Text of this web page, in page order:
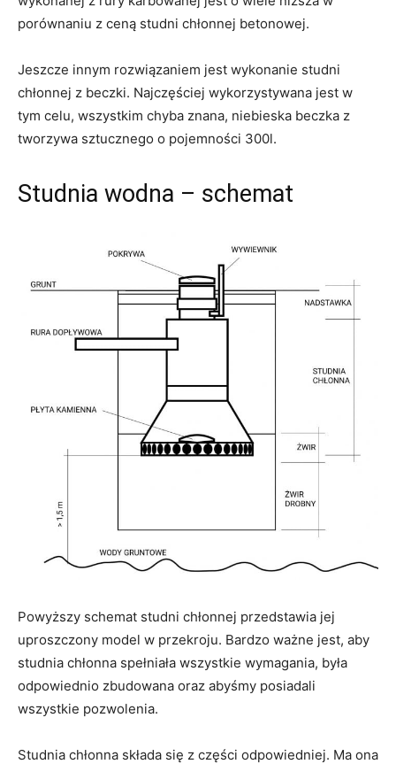
porównaniu z ceną studni chłonnej betonowej.
Jeszcze innym rozwiązaniem jest wykonanie studni
chłonnej z beczki. Najczęściej wykorzystywana jest w
tym celu, wszystkim chyba znana, niebieska beczka z
tworzywa sztucznego o pojemności 300l.
Studnia wodna – schemat
Powyższy schemat studni chłonnej przedstawia jej
uproszczony model w przekroju. Bardzo ważne jest, aby
studnia chłonna spełniała wszystkie wymagania, była
odpowiednio zbudowana oraz abyśmy posiadali
wszystkie pozwolenia.
Studnia chłonna składa się z części odpowiedniej. Ma ona